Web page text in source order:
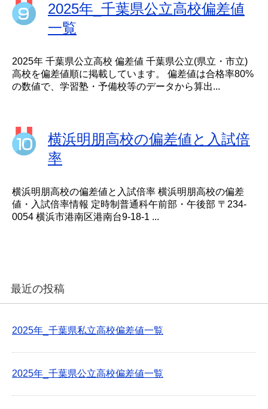
2025年_千葉県公立高校偏差値
一覧
2025年 千葉県公立高校 偏差値 千葉県公立(県立・市立)
高校を偏差値順に掲載しています。 偏差値は合格率80%
の数値で、学習塾・予備校等のデータから算出...
横浜明朋高校の偏差値と入試倍
率
横浜明朋高校の偏差値と入試倍率 横浜明朋高校の偏差
値・入試倍率情報 定時制普通科午前部・午後部 〒234-
0054 横浜市港南区港南台9-18-1 ...
最近の投稿
2025年_千葉県私立高校偏差値一覧
2025年_千葉県公立高校偏差値一覧